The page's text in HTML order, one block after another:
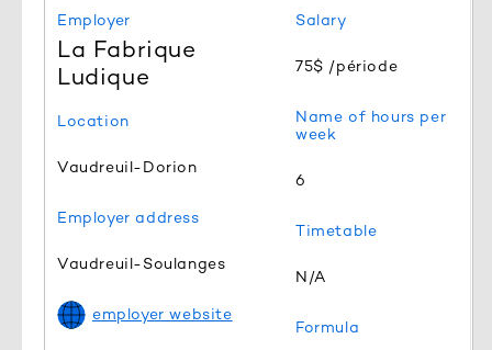
Employer
La Fabrique
Ludique
Location
Vaudreuil-Dorion
Employer address
Vaudreuil-Soulanges
employer website
Salary
75$ /période
Name of hours per
week
6
Timetable
N/A
Formula